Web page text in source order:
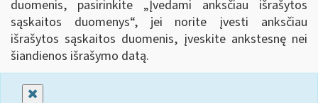
duomenis, pasirinkite „Įvedami anksčiau išrašytos
sąskaitos duomenys“, jei norite įvesti anksčiau
išrašytos sąskaitos duomenis, įveskite ankstesnę nei
šiandienos išrašymo datą.